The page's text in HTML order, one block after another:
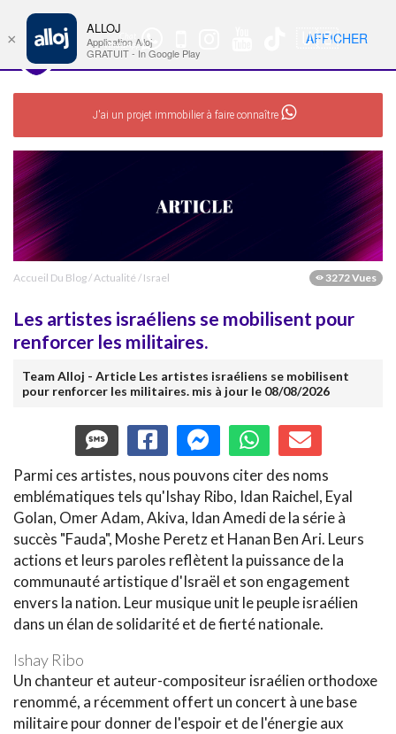
WhatsApp
🇺🇸 Nav
J'ai un projet immobilier à faire connaître
Accueil Du Blog/Actualité / Israel 3272 Vues
Les artistes israéliens se mobilisent pour
renforcer les militaires.
Team Alloj - Article Les artistes israéliens se mobilisent
pour renforcer les militaires. mis à jour le 08/08/2026
Parmi ces artistes, nous pouvons citer des noms
emblématiques tels qu'Ishay Ribo, Idan Raichel, Eyal
Golan, Omer Adam, Akiva, Idan Amedi de la série à
succès "Fauda", Moshe Peretz et Hanan Ben Ari. Leurs
actions et leurs paroles reflètent la puissance de la
communauté artistique d'Israël et son engagement
envers la nation. Leur musique unit le peuple israélien
dans un élan de solidarité et de fierté nationale.
Ishay Ribo
Un chanteur et auteur-compositeur israélien orthodoxe
renommé, a récemment offert un concert à une base
militaire pour donner de l'espoir et de l'énergie aux
×
ALLOJ
Application Alloj
GRATUIT - In Google Play
AFFICHER